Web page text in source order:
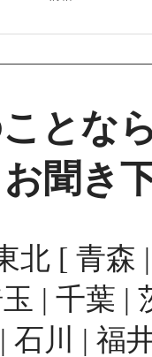
とな
聞き
北 [ 青森
| 千葉 |
石川 | 福